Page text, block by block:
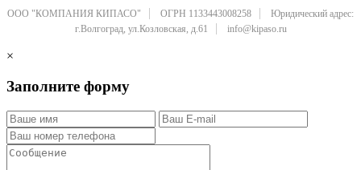
ООО "КОМПАНИЯ КИПАСО" ОГРН 1133443008258
Юридический адрес:
г.Волгоград, ул.Козловская, д.61
info@kipaso.ru
×
Заполните форму